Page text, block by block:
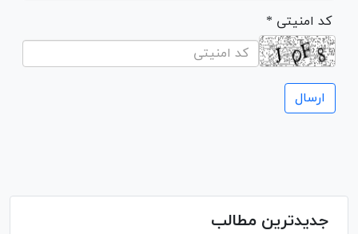
* کد امنیتی
جدیدترین مطالب